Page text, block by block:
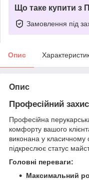
Що таке купити з
Замовлення під
Опис
Опис
Професійний
​Професійна
комфорту вашого
виконана у класичному
підкреслює статус
Головні переваги:
Максимальний